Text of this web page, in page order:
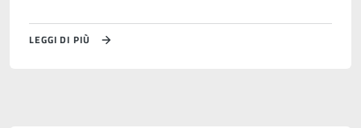
LEGGI DI PIÙ